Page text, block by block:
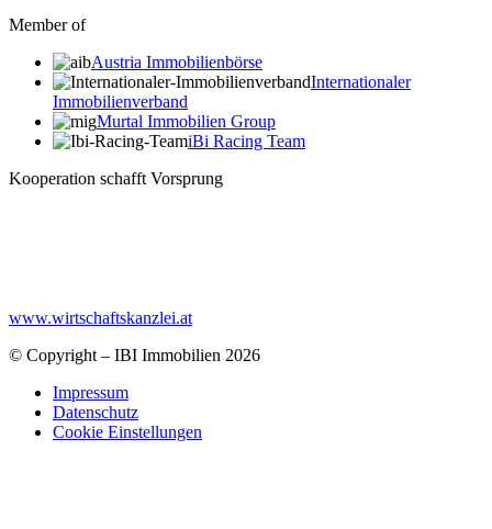
Member of
Austria Immobilienbörse
Internationaler
Immobilienverband
Murtal Immobilien Group
iBi Racing Team
Kooperation schafft Vorsprung
www.wirtschaftskanzlei.at
© Copyright – IBI Immobilien 2026
Impressum
Datenschutz
Cookie Einstellungen